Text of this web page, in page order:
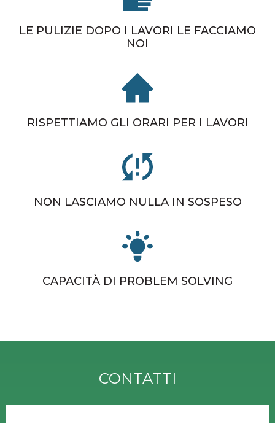
LE PULIZIE DOPO I LAVORI LE FACCIAMO
NOI
RISPETTIAMO GLI ORARI PER I LAVORI
NON LASCIAMO NULLA IN SOSPESO
CAPACITÀ DI PROBLEM SOLVING
CONTATTI